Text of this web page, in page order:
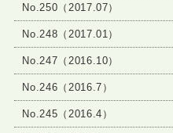
No.250（2017.07）
No.248（2017.01）
No.247（2016.10）
No.246（2016.7）
No.245（2016.4）